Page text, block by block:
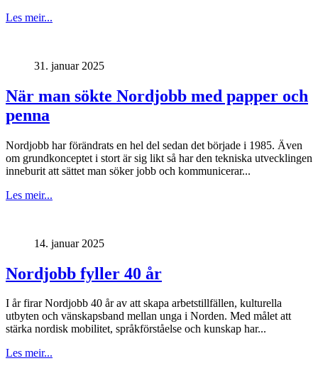
Les meir...
31. januar 2025
När man sökte Nordjobb med papper och
penna
Nordjobb har förändrats en hel del sedan det började i 1985. Även
om grundkonceptet i stort är sig likt så har den tekniska utvecklingen
inneburit att sättet man söker jobb och kommunicerar...
Les meir...
14. januar 2025
Nordjobb fyller 40 år
I år firar Nordjobb 40 år av att skapa arbetstillfällen, kulturella
utbyten och vänskapsband mellan unga i Norden. Med målet att
stärka nordisk mobilitet, språkförståelse och kunskap har...
Les meir...